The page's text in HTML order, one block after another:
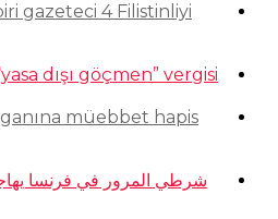
gazeteci 4 Filistinliyi
dışı göçmen” vergisi
müebbet hapis
شرطي المرور في فرنسا